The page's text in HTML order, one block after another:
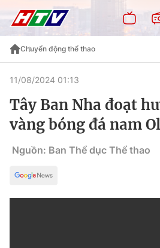
Chuyển động thể thao
11/08/2024 01:13
Tây Ban Nha đoạt
vàng bóng đá nam
Nguồn: Ban Thể dục Thể thao